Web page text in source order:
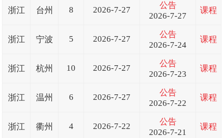
浙江 台州 8 2026-7-27
公告
2026-7-27
课程
浙江 宁波 5 2026-7-27
公告
2026-7-24
课程
浙江 杭州 10 2026-7-27
公告
2026-7-23
课程
浙江 温州 6 2026-7-27
公告
2026-7-22
课程
浙江 衢州 4 2026-7-22
公告
2026-7-21
课程